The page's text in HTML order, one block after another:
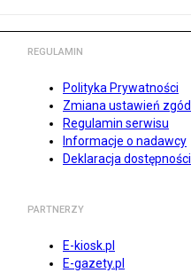
REGULAMIN
Polityka Prywatności
Zmiana ustawień zgód
Regulamin serwisu
Informacje o nadawcy
Deklaracja dostępności
PARTNERZY
E-kiosk.pl
E-gazety.pl